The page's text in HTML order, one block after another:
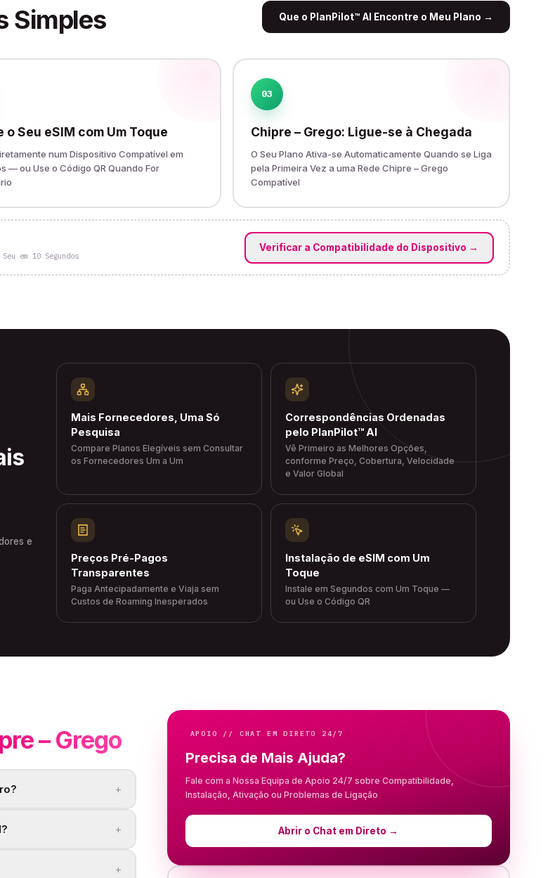
Simples Que o PlanPilot™ AI Encontre o Meu Plano →
o Seu eSIM com Um Toque
num Dispositivo Compatível em
— ou Use o Código QR Quando For
03
Chipre – Grego: Ligue-se à Chegada
O Seu Plano Ativa-se Automaticamente Quando se Liga
pela Primeira Vez a uma Rede Chipre – Grego
Compatível
em 10 Segundos
Verificar a Compatibilidade do Dispositivo →
e
Mais Fornecedores, Uma Só
Pesquisa
Compare Planos Elegíveis sem Consultar
os Fornecedores Um a Um
Correspondências Ordenadas
pelo PlanPilot™ AI
Vê Primeiro as Melhores Opções,
conforme Preço, Cobertura, Velocidade
e Valor Global
Preços Pré-Pagos
Transparentes
Paga Antecipadamente e Viaja sem
Custos de Roaming Inesperados
Instalação de eSIM com Um
Toque
Instale em Segundos com Um Toque —
ou Use o Código QR
– Grego
+
+
+
APOIO // CHAT EM DIRETO 24/7
Precisa de Mais Ajuda?
Fale com a Nossa Equipa de Apoio 24/7 sobre Compatibilidade,
Instalação, Ativação ou Problemas de Ligação
Abrir o Chat em Direto →